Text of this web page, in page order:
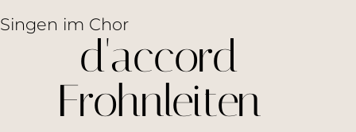
Singen im Chor
d'accord
Frohnleiten